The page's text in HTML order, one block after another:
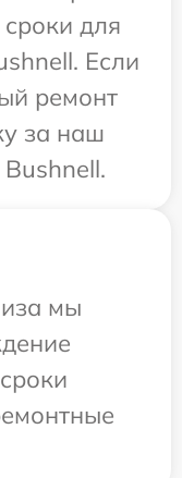
для
Если
ремонт
за наш
мы